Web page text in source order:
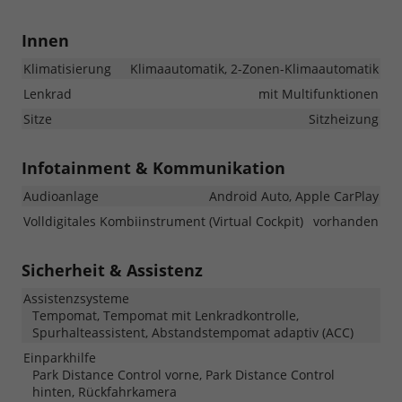
Innen
Klimatisierung
Klimaautomatik, 2-Zonen-Klimaautomatik
Lenkrad
mit Multifunktionen
Sitze
Sitzheizung
Infotainment & Kommunikation
Audioanlage
Android Auto, Apple CarPlay
Volldigitales Kombiinstrument (Virtual Cockpit) vorhanden
Sicherheit & Assistenz
Assistenzsysteme
Tempomat, Tempomat mit Lenkradkontrolle,
Spurhalteassistent, Abstandstempomat adaptiv (ACC)
Einparkhilfe
Park Distance Control vorne, Park Distance Control
hinten, Rückfahrkamera